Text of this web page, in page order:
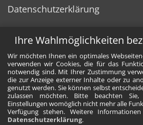
Ihre Wahlmöglichkeiten
Wir möchten Ihnen ein optimales
verwenden wir Cookies, die für das
notwendig sind. Mit Ihrer Zustimmung
die zur Anzeige externer Inhalte oder zu
genutzt werden. Sie können selbst
zulassen möchten. Bitte beachten
Einstellungen womöglich nicht mehr alle
Verfügung stehen. Weitere
Datenschutzerklärung.
Datenschutzerklärung